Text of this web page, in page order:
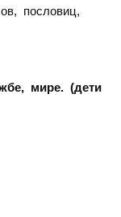
пословиц,
мире. (дети